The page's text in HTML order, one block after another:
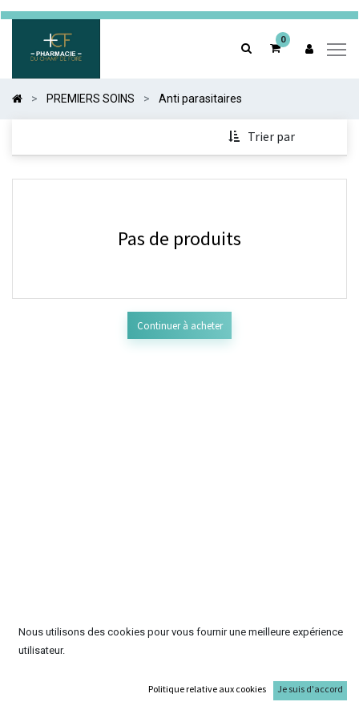
0
PREMIERS SOINS Anti parasitaires
Trier par
Pas de produits
Continuer à acheter
Nous utilisons des cookies pour vous fournir une meilleure expérience
utilisateur.
Politique relative aux cookies Je suis d'accord